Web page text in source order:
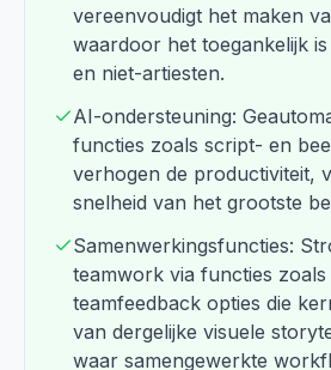
vereenvoudigt het maken
waardoor het toegankelijk
en niet-artiesten.
AI-ondersteuning:
functies zoals script- en
verhogen de productiviteit,
snelheid van het grootste
Samenwerkingsfuncties:
teamwork via functies
teamfeedback opties die
van dergelijke visuele
waar samengewerkte